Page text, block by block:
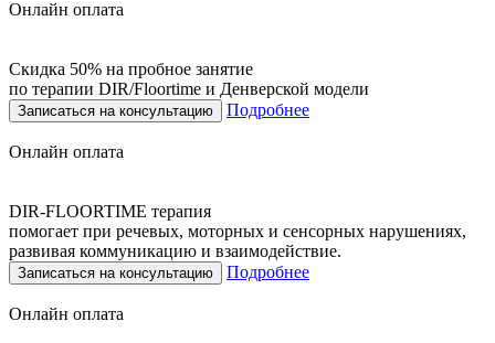
Онлайн оплата
Скидка 50% на пробное занятие
по терапии DIR/Floortime и Денверской модели
Записаться на консультацию Подробнее
Онлайн оплата
DIR-FLOORTIME терапия
помогает при речевых, моторных и сенсорных нарушениях,
развивая коммуникацию и взаимодействие.
Записаться на консультацию Подробнее
Онлайн оплата